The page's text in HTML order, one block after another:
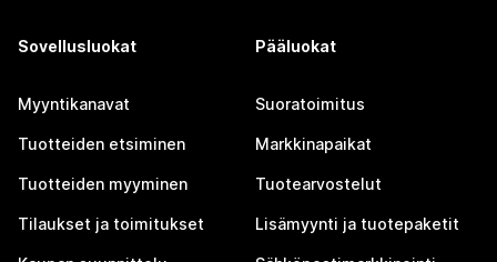
Sovellusluokat
Myyntikanavat
Tuotteiden etsiminen
Tuotteiden myyminen
Tilaukset ja toimitukset
Pääluokat
Suoratoimitus
Markkinapaikat
Tuotearvostelut
Lisämyynti ja tuotepaketit